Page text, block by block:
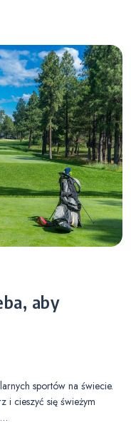
aby
sportów na świecie.
i cieszyć się świeżym